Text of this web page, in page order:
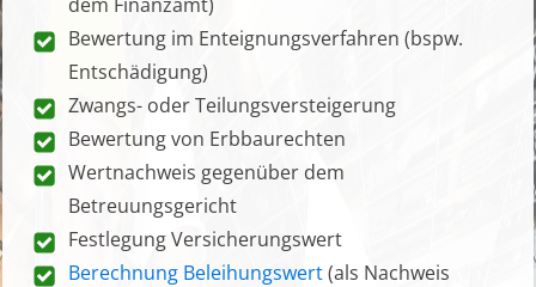
Bewertung im Enteignungsverfahren (bspw.
Entschädigung)
Zwangs- oder Teilungsversteigerung
Bewertung von Erbbaurechten
Wertnachweis gegenüber dem
Betreuungsgericht
Festlegung Versicherungswert
Berechnung Beleihungswert(als Nachweis